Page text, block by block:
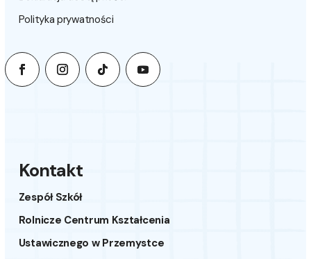
Kontakt
Zespół Szkół
Rolnicze Centrum Kształcenia
Ustawicznego w Przemystce
Polityka prywatności